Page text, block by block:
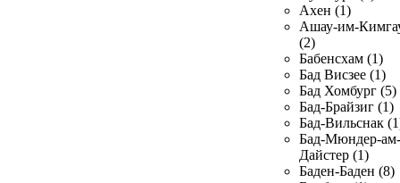
Ахен (1)
Ашау-им-
(2)
Бабенсхам (1)
Бад Висзее (1)
Бад Хомбург (5)
Бад-Брайзиг (1)
Бад-Вильснак
Бад-Мюндер-ам-
Дайстер (1)
Баден-Баден (8)